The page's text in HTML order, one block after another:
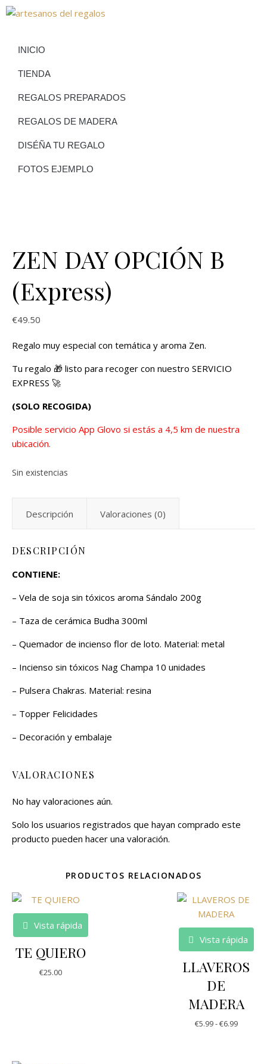
INICIO
TIENDA
REGALOS PREPARADOS
REGALOS DE MADERA
DISÉÑA TU REGALO
FOTOS EJEMPLO
ZEN DAY OPCIÓN B
(Express)
€49.50
Regalo muy especial con temática y aroma Zen.
Tu regalo 🎁 listo para recoger con nuestro SERVICIO
EXPRESS 🚀
(SOLO RECOGIDA)
Posible servicio App Glovo si estás a 4,5 km de nuestra
ubicación.
Sin existencias
Descripción Valoraciones (0)
DESCRIPCIÓN
CONTIENE:
– Vela de soja sin tóxicos aroma Sándalo 200g
– Taza de cerámica Budha 300ml
– Quemador de incienso flor de loto. Material: metal
– Incienso sin tóxicos Nag Champa 10 unidades
– Pulsera Chakras. Material: resina
– Topper Felicidades
– Decoración y embalaje
VALORACIONES
No hay valoraciones aún.
Solo los usuarios registrados que hayan comprado este
producto pueden hacer una valoración.
PRODUCTOS RELACIONADOS
Vista rápida
TE QUIERO
€25.00
Vista rápida
LLAVEROS
DE
MADERA
€5.99-€6.99